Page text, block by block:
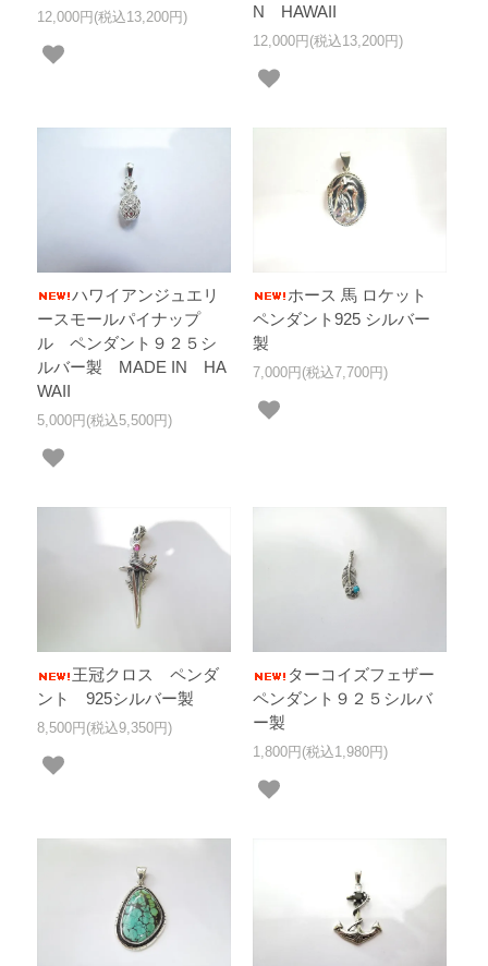
12,000円(税込13,200円)
N HAWAII
12,000円(税込13,200円)
ハワイアンジュエリ
ースモールパイナップ
ル ペンダント９２５シ
ルバー製 MADE IN HA
WAII
5,000円(税込5,500円)
ホース 馬 ロケット
ペンダント925 シルバー
製
7,000円(税込7,700円)
王冠クロス ペンダ
ント 925シルバー製
8,500円(税込9,350円)
ターコイズフェザー
ペンダント９２５シルバ
ー製
1,800円(税込1,980円)